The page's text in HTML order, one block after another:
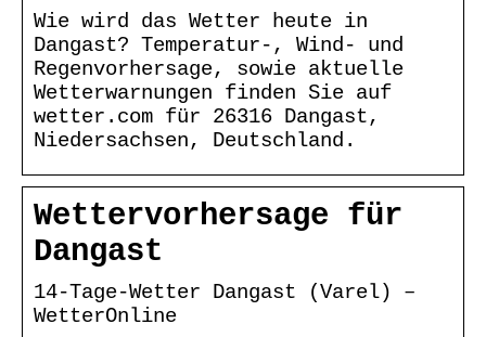
Wie wird das Wetter heute in
Dangast? Temperatur-, Wind- und
Regenvorhersage, sowie aktuelle
Wetterwarnungen finden Sie auf
wetter.com für 26316 Dangast,
Niedersachsen, Deutschland.
Wettervorhersage für
Dangast
14-Tage-Wetter Dangast (Varel) –
WetterOnline